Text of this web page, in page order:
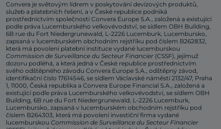
Convera je světovým lídrem v poskytování devizových produktů,
služeb a platebních řešení, a v České republice podniká
prostřednictvím společnosti Convera Europe S.A., založená a existující
podle práva Lucemburského velkovévodství, se sídlem OBH Building,
6B rue du Fort Niedergrunewald, L-2226 Lucemburk, Lucembursko,
zapsaná v lucemburském obchodním rejstříku pod číslem B262832,
která má povolení platební instituce vydané lucemburskou
Commission de Surveillance du Secteur Financier (CSSF), jejímuž
dozoru podléhá, a která jedná v České republice prostřednictvím
svého odštěpného závodu Convera Europe S.A., odštěpný závod,
identifikační číslo 17614546, se sídlem Václavské náměstí 2132/47, Praha
1, 11000, Česká republika a Convera Europe Financial S.A., založená a
existující podle práva Lucemburského velkovévodství, se sídlem OBH
Building, 6B rue du Fort Niedergrunewald, L-2226 Lucemburk,
Lucembursko, zapsaná v lucemburském obchodním rejstříku pod
číslem B264303, která má povolení investiční firma vydané
lucemburskou Commission de Surveillance du Secteur Financier